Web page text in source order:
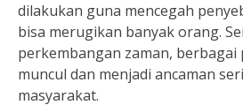
dilakukan guna mencegah
bisa merugikan banyak orang.
perkembangan zaman, berbagai
muncul dan menjadi ancaman
masyarakat.